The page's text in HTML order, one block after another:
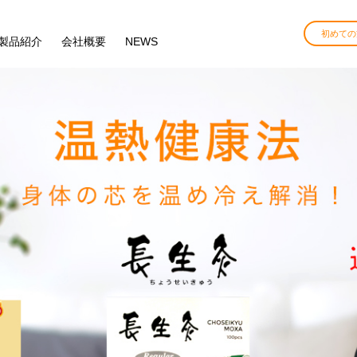
品紹介 会社概要 NEWS
初めて